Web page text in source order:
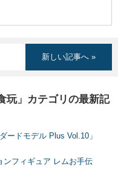
新しい記事へ »
玩」カテゴリの最新記
ードモデル Plus Vol.10」
ンフィギュア レムお手伝